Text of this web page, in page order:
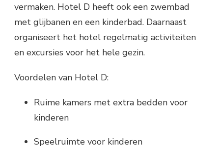
vermaken. Hotel D heeft ook een zwembad
met glijbanen en een kinderbad. Daarnaast
organiseert het hotel regelmatig activiteiten
en excursies voor het hele gezin.
Voordelen van Hotel D:
Ruime kamers met extra bedden voor
kinderen
Speelruimte voor kinderen